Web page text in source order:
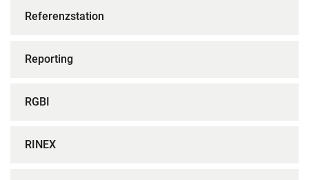
Referenzstation
Reporting
RGBI
RINEX